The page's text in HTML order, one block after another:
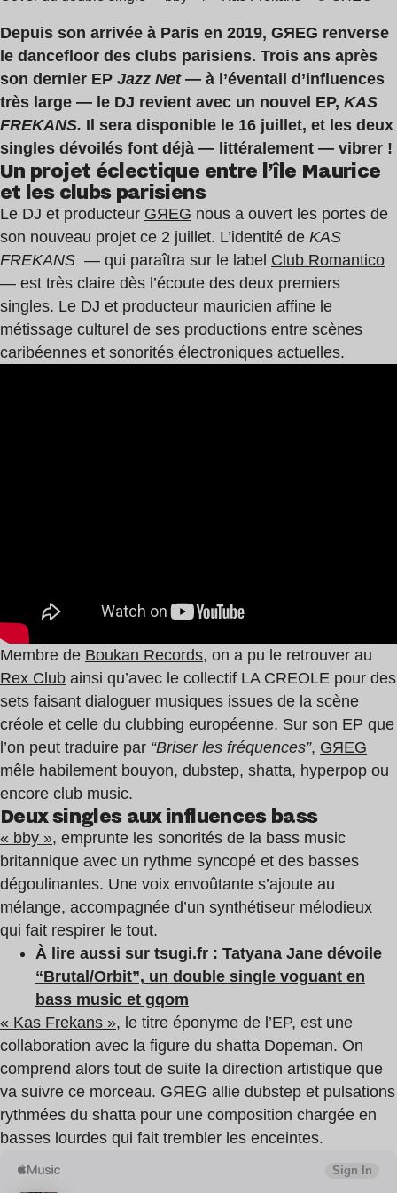
Depuis son arrivée à Paris en 2019, GЯEG renverse
le dancefloor des clubs parisiens. Trois ans après
son dernier EP Jazz Net— à l’éventail d’influences
très large — le DJ revient avec un nouvel EP, KAS
FREKANS. Il sera disponible le 16 juillet, et les deux
singles dévoilés font déjà — littéralement — vibrer !
Un projet éclectique entre l’île Maurice
et les clubs parisiens
Le DJ et producteur GЯEG nous a ouvert les portes de
son nouveau projet ce 2 juillet. L’identité de KAS
FREKANS — qui paraîtra sur le label Club Romantico
— est très claire dès l’écoute des deux premiers
singles. Le DJ et producteur mauricien affine le
métissage culturel de ses productions entre scènes
caribéennes et sonorités électroniques actuelles.
Membre de Boukan Records, on a pu le retrouver au
Rex Club ainsi qu’avec le collectif LA CREOLE pour des
sets faisant dialoguer musiques issues de la scène
créole et celle du clubbing européenne. Sur son EP que
l’on peut traduire par “Briser les fréquences”, GЯEG
mêle habilement bouyon, dubstep, shatta, hyperpop ou
encore club music.
Deux singles aux influences bass
« bby », emprunte les sonorités de la bass music
britannique avec un rythme syncopé et des basses
dégoulinantes. Une voix envoûtante s’ajoute au
mélange, accompagnée d’un synthétiseur mélodieux
qui fait respirer le tout.
À lire aussi sur tsugi.fr : Tatyana Jane dévoile
“Brutal/Orbit”, un double single voguant en
bass music et gqom
« Kas Frekans », le titre éponyme de l’EP, est une
collaboration avec la figure du shatta Dopeman. On
comprend alors tout de suite la direction artistique que
va suivre ce morceau. GЯEG allie dubstep et pulsations
rythmées du shatta pour une composition chargée en
basses lourdes qui fait trembler les enceintes.